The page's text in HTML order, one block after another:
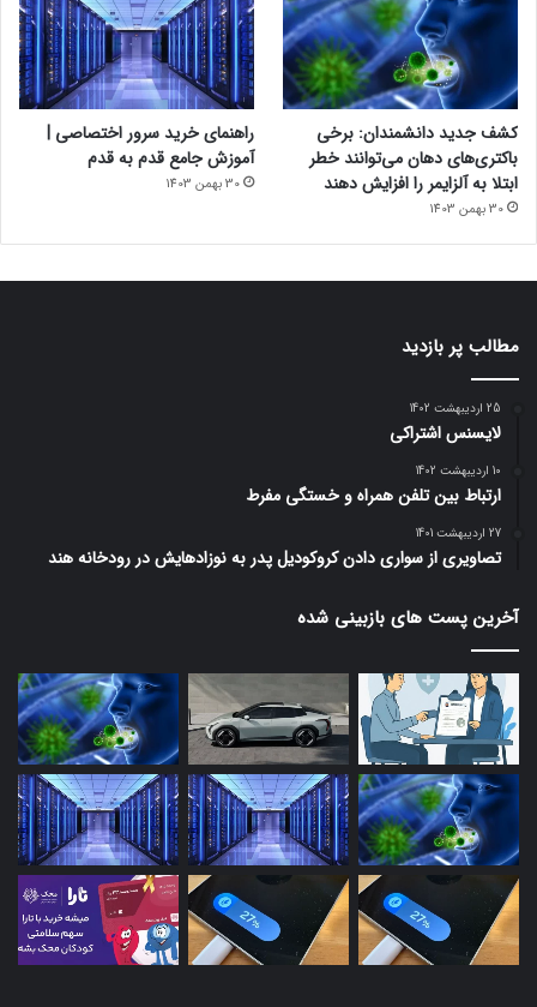
کشف جدید دانشمندان: برخی
باکتری‌های دهان می‌توانند خطر
ابتلا به آلزایمر را افزایش دهند
30 بهمن 1403
راهنمای خرید سرور اختصاصی |
آموزش جامع قدم به قدم
30 بهمن 1403
مطالب پر بازدید
25 اردیبهشت 1402
لایسنس اشتراکی
10 اردیبهشت 1402
ارتباط بین تلفن همراه و خستگی مفرط
27 اردیبهشت 1401
تصاویری از سواری دادن کروکودیل پدر به نوزادهایش در رودخانه هند
آخرین پست های بازبینی شده